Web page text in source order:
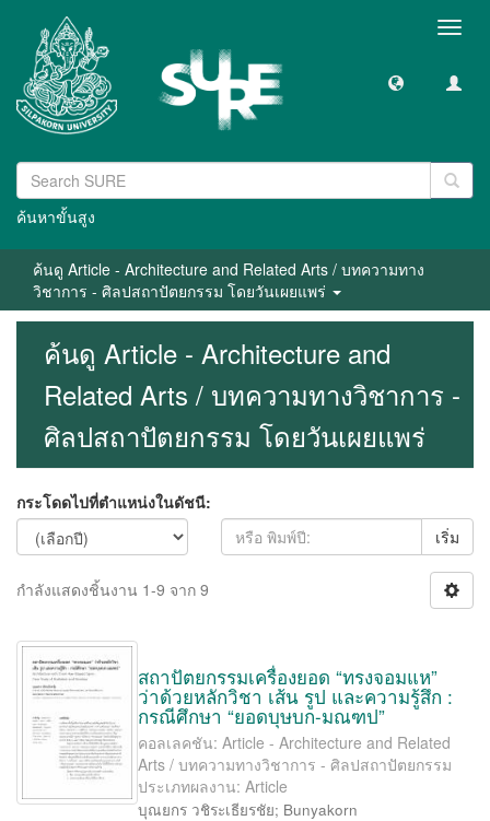
ค้นหาขั้นสูง
ค้นดู Article - Architecture and Related Arts / บทความทาง
วิชาการ - ศิลปสถาปัตยกรรม โดยวันเผยแพร่
ค้นดู Article - Architecture and
Related Arts / บทความทางวิชาการ -
ศิลปสถาปัตยกรรม โดยวันเผยแพร่
กระโดดไปที่ตำแหน่งในดัชนี:
เริ่ม
กำลังแสดงชิ้นงาน 1-9 จาก 9
สถาปัตยกรรมเครื่องยอด “ทรงจอมแห”
ว่าด้วยหลักวิชา เส้น รูป และความรู้สึก :
กรณีศึกษา “ยอดบุษบก-มณฑป”
คอลเลคชัน: Article - Architecture and Related
Arts / บทความทางวิชาการ - ศิลปสถาปัตยกรรม
ประเภทผลงาน: Article
บุณยกร วชิระเธียรชัย; Bunyakorn